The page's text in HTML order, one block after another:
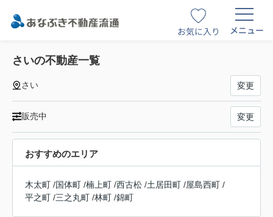
お気に入り メニュー
さいの不動産一覧
さい 変更
販売中 変更
おすすめのエリア
木太町 /国体町 /楠上町 /西古松 /土居田町 /屋島西町 /
平之町 /三之丸町 /林町 /錦町